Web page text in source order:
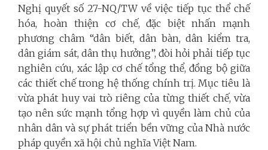
Nghị quyết số 27-NQ/TW về việc tiếp tục thể chế
hóa, hoàn thiện cơ chế, đặc biệt nhấn mạnh
phương châm “dân biết, dân bàn, dân kiểm tra,
dân giám sát, dân thụ hưởng”, đòi hỏi phải tiếp tục
nghiên cứu, xác lập cơ chế tổng thể, đồng bộ giữa
các thiết chế trong hệ thống chính trị. Mục tiêu là
vừa phát huy vai trò riêng của từng thiết chế, vừa
tạo nên sức mạnh tổng hợp vì quyền làm chủ của
nhân dân và sự phát triển bền vững của Nhà nước
pháp quyền xã hội chủ nghĩa Việt Nam.